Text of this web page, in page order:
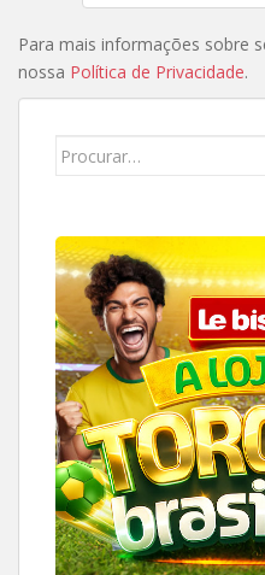
Para mais informações sobre
nossa Política de Privacidade.
Search